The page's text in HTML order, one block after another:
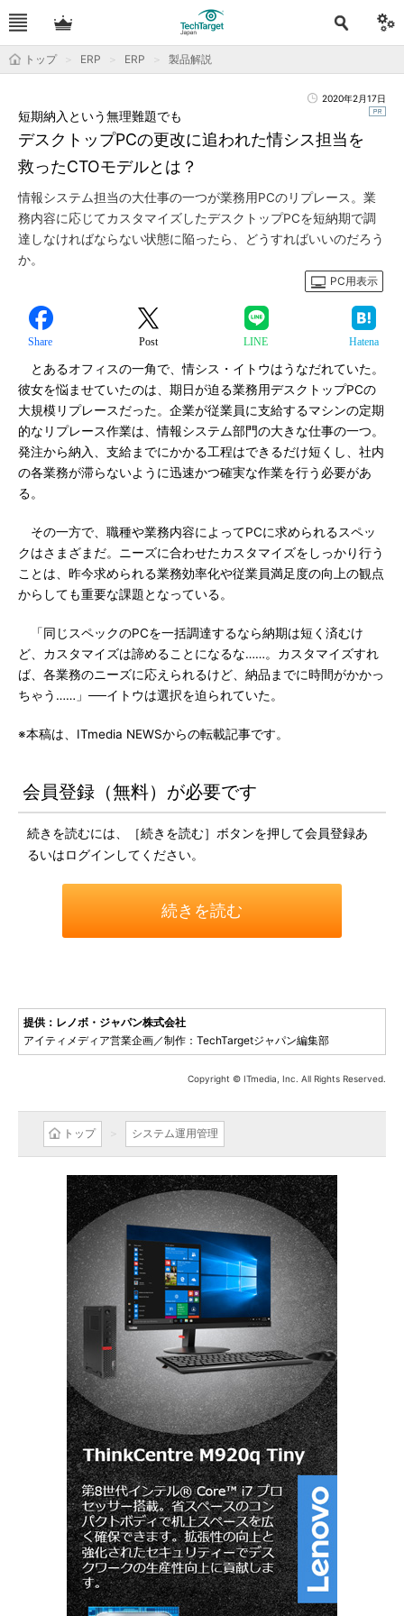
トップ ERP ERP 製品解説
2020年2月17日
デスクトップPCの更改に追われた情シス担当を
救ったCTOモデルとは？
短期納入という無理難題でも
情報システム担当の大仕事の一つが業務用PCのリプレース。業
務内容に応じてカスタマイズしたデスクトップPCを短納期で調
達しなければならない状態に陥ったら、どうすればいいのだろう
か。
PC用表示
Share Post LINE Hatena
とあるオフィスの一角で、情シス・イトウはうなだれていた。
彼女を悩ませていたのは、期日が迫る業務用デスクトップPCの
大規模リプレースだった。企業が従業員に支給するマシンの定期
的なリプレース作業は、情報システム部門の大きな仕事の一つ。
発注から納入、支給までにかかる工程はできるだけ短くし、社内
の各業務が滞らないように迅速かつ確実な作業を行う必要があ
る。
その一方で、職種や業務内容によってPCに求められるスペッ
クはさまざまだ。ニーズに合わせたカスタマイズをしっかり行う
ことは、昨今求められる業務効率化や従業員満足度の向上の観点
からしても重要な課題となっている。
「同じスペックのPCを一括調達するなら納期は短く済むけ
ど、カスタマイズは諦めることになるな……。カスタマイズすれ
ば、各業務のニーズに応えられるけど、納品までに時間がかかっ
ちゃう……」──イトウは選択を迫られていた。
※本稿は、ITmedia NEWSからの転載記事です。
会員登録（無料）が必要です
続きを読むには、［続きを読む］ボタンを押して会員登録あ
るいはログインしてください。
続きを読む
提供：レノボ・ジャパン株式会社
アイティメディア営業企画／制作：TechTargetジャパン編集部
Copyright © ITmedia, Inc. All Rights Reserved.
トップ システム運用管理